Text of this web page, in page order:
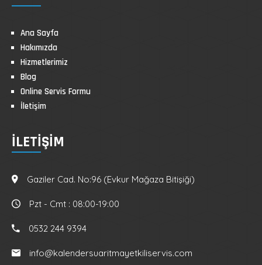
Ana Sayfa
Hakımızda
Hizmetlerimiz
Blog
Online Servis Formu
İletişim
ILETIŞIM
Gaziler Cad. No:96 (Evkur Mağaza Bitişiği)
Pzt - Cmt : 08:00-19:00
0532 244 9394
info@kalendersuaritmayetkiliservis.com